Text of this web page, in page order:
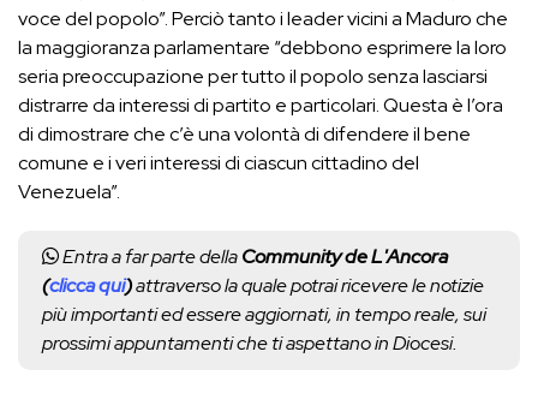
voce del popolo”. Perciò tanto i leader vicini a Maduro che
la maggioranza parlamentare “debbono esprimere la loro
seria preoccupazione per tutto il popolo senza lasciarsi
distrarre da interessi di partito e particolari. Questa è l’ora
di dimostrare che c’è una volontà di difendere il bene
comune e i veri interessi di ciascun cittadino del
Venezuela”.
Entra a far parte dellaCommunity de L'Ancora
(clicca qui)attraverso la quale potrai ricevere le notizie
più importanti ed essere aggiornati, in tempo reale, sui
prossimi appuntamenti che ti aspettano in Diocesi.